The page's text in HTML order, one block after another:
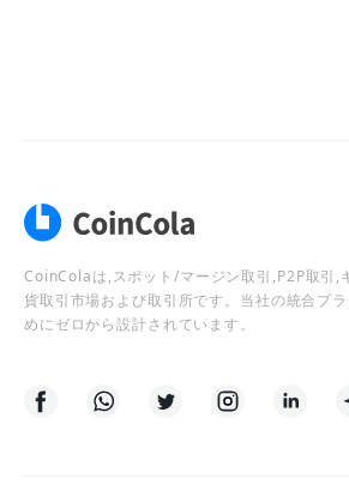
CoinColaは,スポット/マージン取引,P2P取引,
貨取引市場および取引所です。当社の統合プ
めにゼロから設計されています。